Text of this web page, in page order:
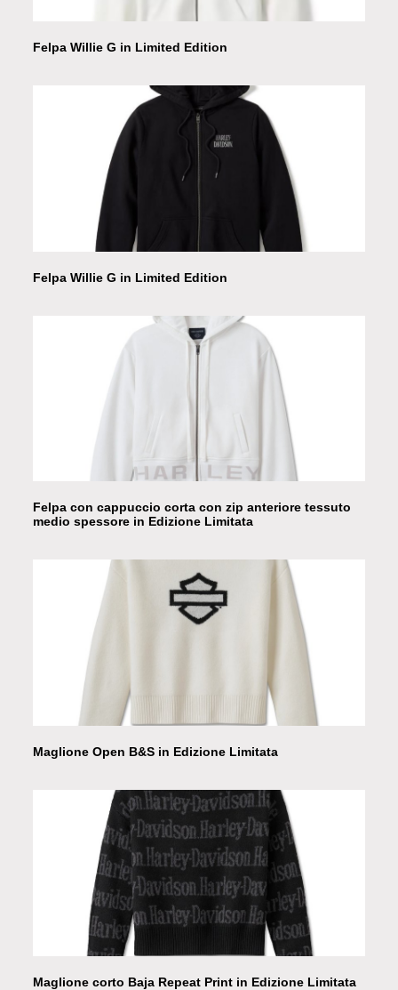
Felpa Willie G in Limited Edition
Felpa Willie G in Limited Edition
Felpa con cappuccio corta con zip anteriore tessuto
medio spessore in Edizione Limitata
Maglione Open B&S in Edizione Limitata
Maglione corto Baja Repeat Print in Edizione Limitata